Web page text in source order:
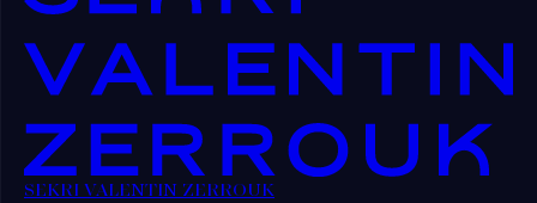
SEKRI VALENTIN ZERROUK